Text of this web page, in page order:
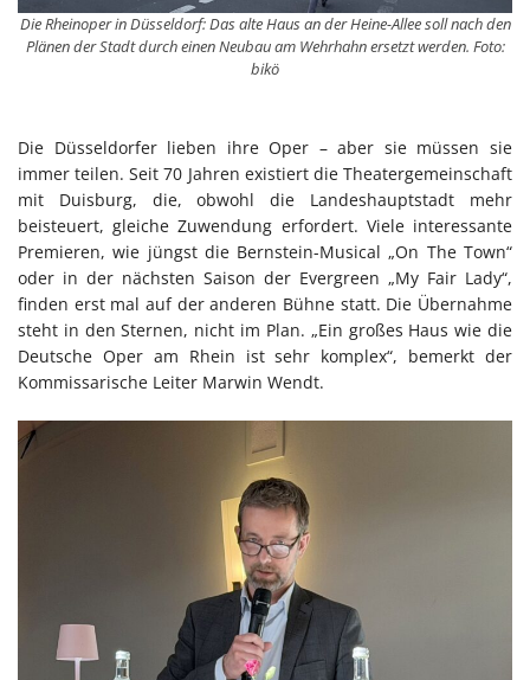
Die Rheinoper in Düsseldorf: Das alte Haus an der Heine-Allee soll nach den
Plänen der Stadt durch einen Neubau am Wehrhahn ersetzt werden. Foto:
bikö
Die Düsseldorfer lieben ihre Oper – aber sie müssen sie
immer teilen. Seit 70 Jahren existiert die Theatergemeinschaft
mit Duisburg, die, obwohl die Landeshauptstadt mehr
beisteuert, gleiche Zuwendung erfordert. Viele interessante
Premieren, wie jüngst die Bernstein-Musical „On The Town“
oder in der nächsten Saison der Evergreen „My Fair Lady“,
finden erst mal auf der anderen Bühne statt. Die Übernahme
steht in den Sternen, nicht im Plan. „Ein großes Haus wie die
Deutsche Oper am Rhein ist sehr komplex“, bemerkt der
Kommissarische Leiter Marwin Wendt.